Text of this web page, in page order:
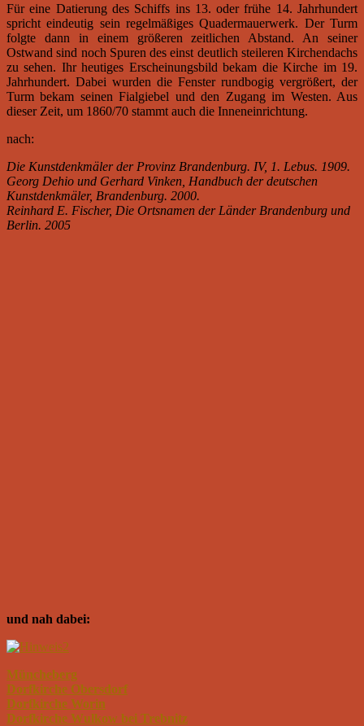
Für eine Datierung des Schiffs ins 13. oder frühe 14. Jahrhundert
spricht eindeutig sein regelmäßiges Quadermauerwerk. Der Turm
folgte dann in einem größeren zeitlichen Abstand. An seiner
Ostwand sind noch Spuren des einst deutlich steileren Kirchendachs
zu sehen. Ihr heutiges Erscheinungsbild bekam die Kirche im 19.
Jahrhundert. Dabei wurden die Fenster rundbogig vergrößert, der
Turm bekam seinen Fialgiebel und den Zugang im Westen. Aus
dieser Zeit, um 1860/70 stammt auch die Inneneinrichtung.
nach:
Die Kunstdenkmäler der Provinz Brandenburg. IV, 1. Lebus. 1909.
Georg Dehio und Gerhard Vinken, Handbuch der deutschen
Kunstdenkmäler, Brandenburg. 2000.
Reinhard E. Fischer, Die Ortsnamen der Länder Brandenburg und
Berlin. 2005
und nah dabei:
Müncheberg
Dorfkirche Obersdorf
Dorfkirche Worin
Dorfkirche Wulkow bei Trebnitz